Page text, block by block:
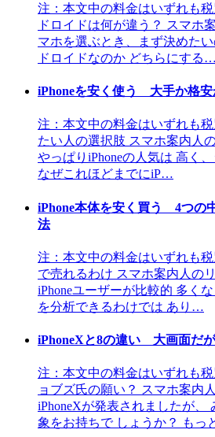
注：本文中の料金はいずれも
ドロイドは何が違う？ スマホ
マホを選ぶとき、まず決めた
ドロイドなのか どちらにする…
iPhoneを安く使う 大手か格
注：本文中の料金はいずれも
たい人の選択肢 スマホ案内人
やっぱりiPhoneの人気は 高く
なぜこれほどまでにiP…
iPhone本体を安く買う 4つの
法
注：本文中の料金はいずれも
で売れるわけ スマホ案内人の
iPhoneユーザーが比較的 多く
を分析できるわけでは あり…
iPhoneXと8の違い 大画面だ
注：本文中の料金はいずれも
ョブズ氏の願い？ スマホ案内
iPhoneXが発表されましたが、
象をお持ちで しょうか？ もっ